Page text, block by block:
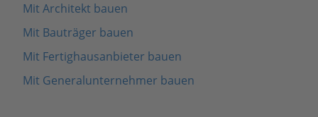
Mit Architekt bauen
Mit Bauträger bauen
Mit Fertighausanbieter bauen
Mit Generalunternehmer bauen